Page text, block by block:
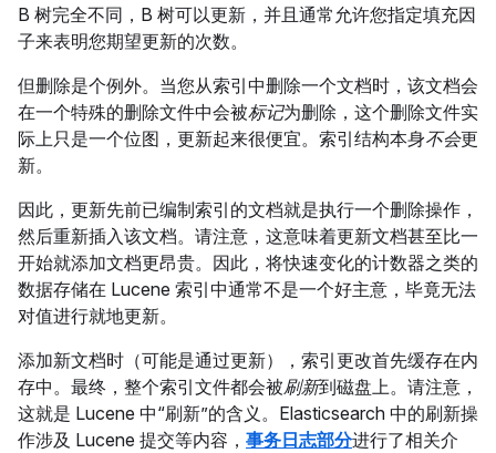
B 树完全不同，B 树可以更新，并且通常允许您指定填充因
子来表明您期望更新的次数。
但删除是个例外。当您从索引中删除一个文档时，该文档会
在一个特殊的删除文件中会被标记为删除，这个删除文件实
际上只是一个位图，更新起来很便宜。索引结构本身不会更
新。
因此，更新先前已编制索引的文档就是执行一个删除操作，
然后重新插入该文档。请注意，这意味着更新文档甚至比一
开始就添加文档更昂贵。因此，将快速变化的计数器之类的
数据存储在 Lucene 索引中通常不是一个好主意，毕竟无法
对值进行就地更新。
添加新文档时（可能是通过更新），索引更改首先缓存在内
存中。最终，整个索引文件都会被刷新到磁盘上。请注意，
这就是 Lucene 中“刷新”的含义。Elasticsearch 中的刷新操
作涉及 Lucene 提交等内容， 事务日志部分进行了相关介